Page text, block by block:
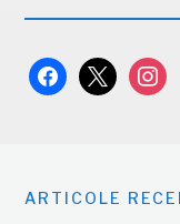
facebook
x
ARTICOLE